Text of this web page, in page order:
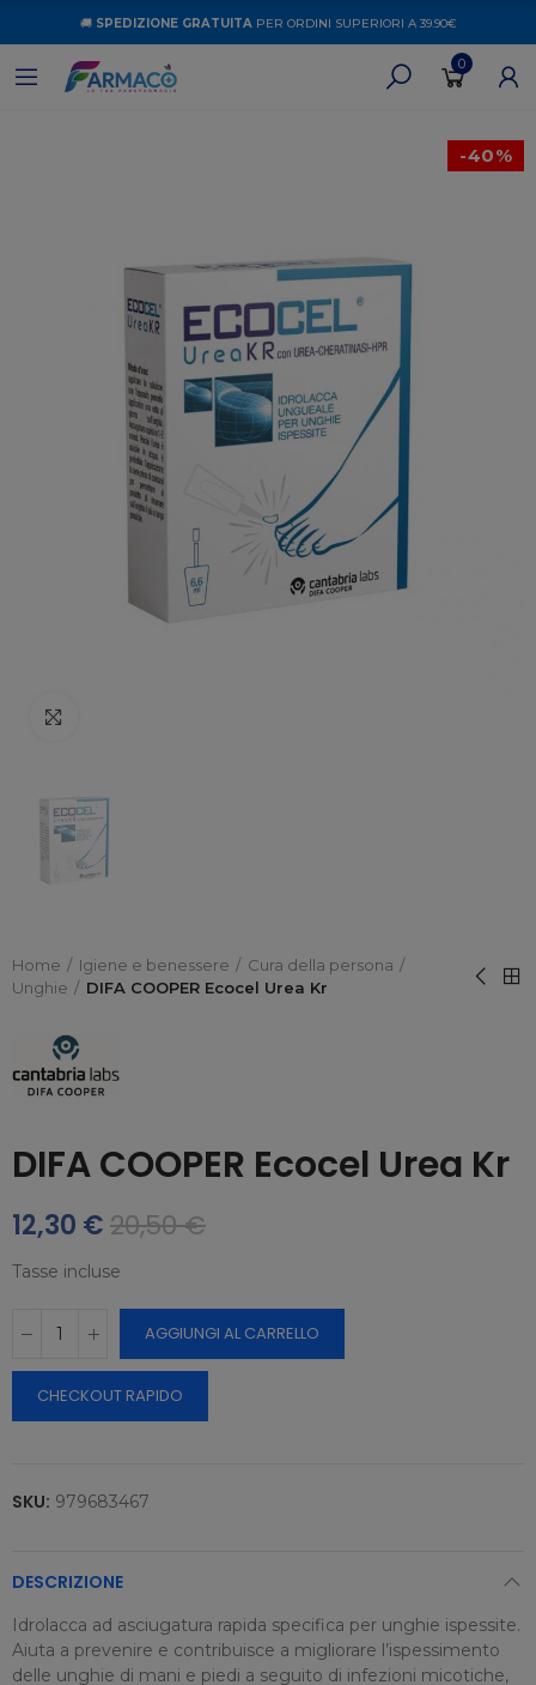
🚚 SPEDIZIONE GRATUITAPER ORDINI SUPERIORI A 39.90€
0
-40%
Home Igiene e benessere
Cura della persona
Unghie
DIFA COOPER Ecocel Urea Kr
DIFA COOPER Ecocel Urea Kr
12,30 €20,50 €
Tasse incluse
AGGIUNGI AL CARRELLO
CHECKOUT RAPIDO
SKU: 979683467
DESCRIZIONE
Idrolacca ad asciugatura rapida specifica per unghie ispessite.
Aiuta a prevenire e contribuisce a migliorare l’ispessimento
delle unghie di mani e piedi a seguito di infezioni micotiche,